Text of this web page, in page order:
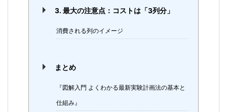
3. 最大の注意点：コストは「3列分」
消費される列のイメージ
まとめ
『図解入門 よくわかる最新実験計画法の基本と
仕組み』